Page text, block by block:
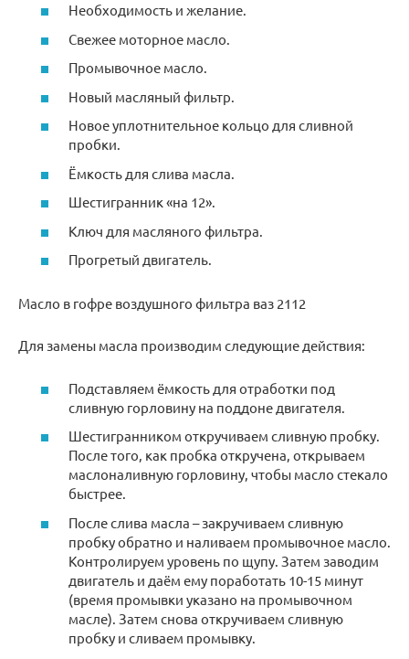
Необходимость и желание.
Свежее моторное масло.
Промывочное масло.
Новый масляный фильтр.
Новое уплотнительное кольцо для сливной
пробки.
Ёмкость для слива масла.
Шестигранник «на 12».
Ключ для масляного фильтра.
Прогретый двигатель.
Масло в гофре воздушного фильтра ваз 2112
Для замены масла производим следующие действия:
Подставляем ёмкость для отработки под
сливную горловину на поддоне двигателя.
Шестигранником откручиваем сливную пробку.
После того, как пробка откручена, открываем
маслоналивную горловину, чтобы масло стекало
быстрее.
После слива масла – закручиваем сливную
пробку обратно и наливаем промывочное масло.
Контролируем уровень по щупу. Затем заводим
двигатель и даём ему поработать 10-15 минут
(время промывки указано на промывочном
масле). Затем снова откручиваем сливную
пробку и сливаем промывку.